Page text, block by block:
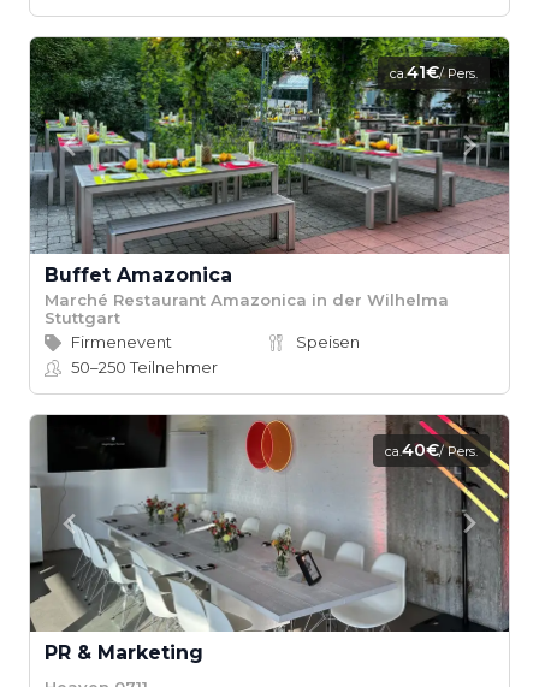
ca.41€/ Pers.
Buffet Amazonica
Marché Restaurant Amazonica in der Wilhelma
Stuttgart
Firmenevent
Speisen
50–250Teilnehmer
ca.40€/ Pers.
PR & Marketing